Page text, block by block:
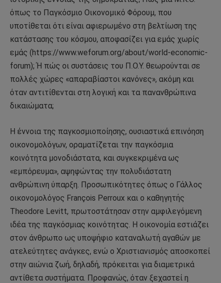
όπως το Παγκόσμιο Οικονομικό Φόρουμ, που
υποτίθεται ότι είναι αφιερωμένο στη βελτίωση της
κατάστασης του κόσμου, αποφασίζει για εμάς χωρίς
εμάς (https://www.weforum.org/about/world-economic-
forum); Ή πώς οι συστάσεις του Π.Ο.Υ. θεωρούνται σε
πολλές χώρες «απαραβίαστοι κανόνες», ακόμη και
όταν αντιτίθενται στη λογική και τα πανανθρώπινα
δικαιώματα;
Η έννοια της παγκοσμιοποίησης, ουσιαστικά επινόηση
οικονομολόγων, οραματίζεται την παγκόσμια
κοινότητα μονοδιάστατα, και συγκεκριμένα ως
«εμπόρευμα», αψηφώντας την πολυδιάστατη
ανθρώπινη ύπαρξη. Προσωπικότητες όπως ο Γάλλος
οικονομολόγος François Perroux και ο καθηγητής
Theodore Levitt, πρωτοστάτησαν στην αμφιλεγόμενη
ιδέα της παγκόσμιας κοινότητας. Η οικονομία εστιάζει
στον άνθρωπο ως υποψήφιο καταναλωτή αγαθών με
ατελεύτητες ανάγκες, ενώ ο Χριστιανισμός αποσκοπεί
στην αιώνια ζωή, δηλαδή, πρόκειται για διαμετρικά
αντίθετα συστήματα. Προφανώς, όταν ξεχαστεί η